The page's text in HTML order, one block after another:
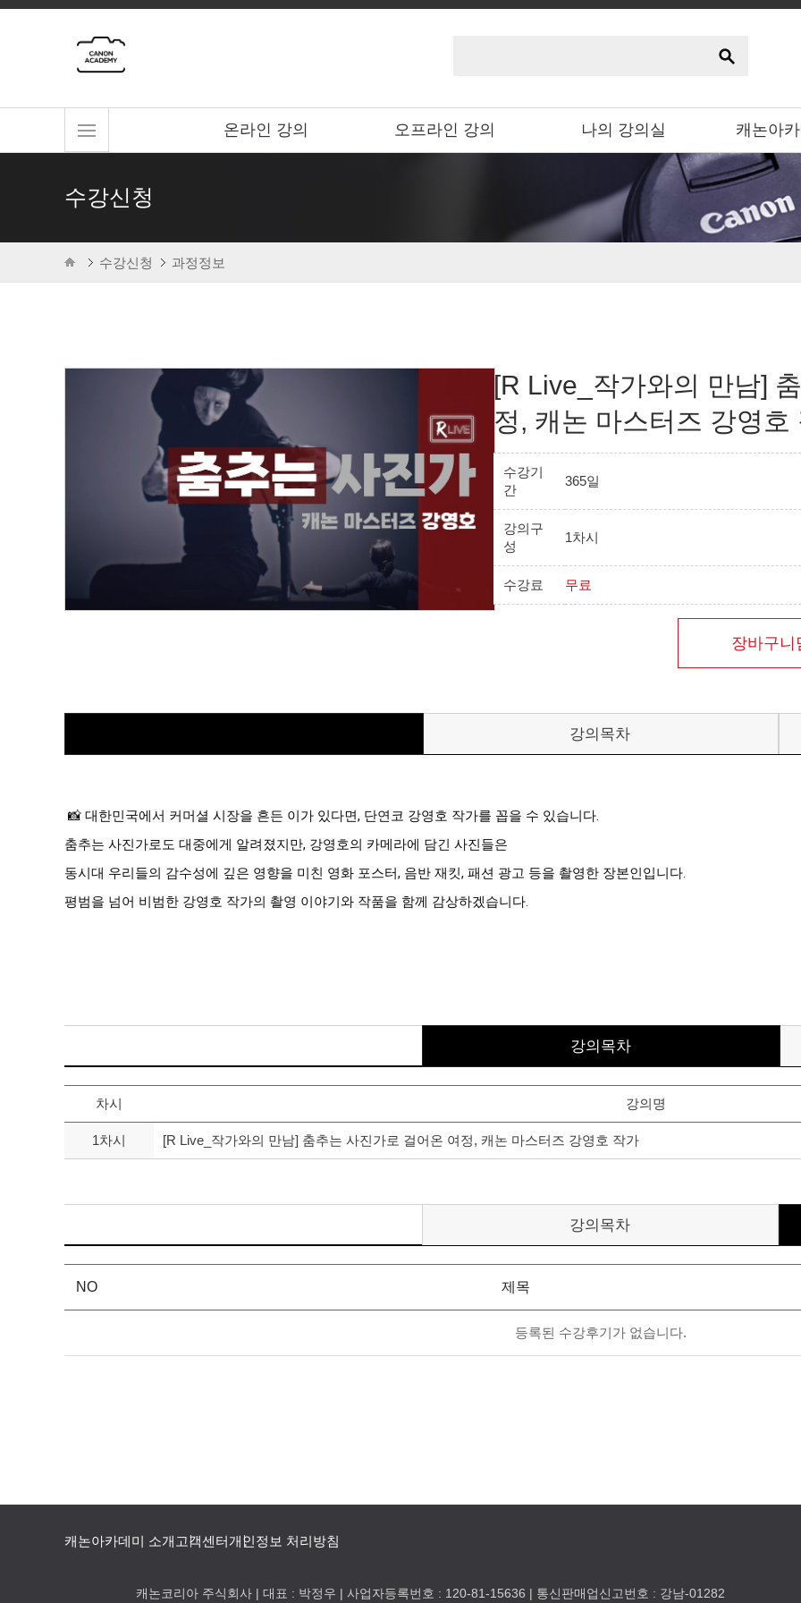
수강신청
수강신청 과정정보
[R Live_작가와의 만남]
정, 캐논 마스터즈 강영호
수강기
간
365일
강의구
성
1차시
수강료 무료
장바구니
강의목차
📸 대한민국에서 커머셜 시장을 흔든 이가 있다면, 단연코 강영호 작가를 꼽을 수 있습니다.
춤추는 사진가로도 대중에게 알려졌지만, 강영호의 카메라에 담긴 사진들은
동시대 우리들의 감수성에 깊은 영향을 미친 영화 포스터, 음반 재킷, 패션 광고 등을 촬영한 장본인입니다.
평범을 넘어 비범한 강영호 작가의 촬영 이야기와 작품을 함께 감상하겠습니다.
강의목차
차시 강의명
1차시 [R Live_작가와의 만남] 춤추는 사진가로 걸어온 여정, 캐논 마스터즈 강영호 작가
강의목차
온라인 강의 오프라인 강의 나의 강의실 캐논아
캐논아카데미 소개 고객센터개인정보 처리방침
캐논코리아 주식회사 | 대표 : 박정우 | 사업자등록번호 : 120-81-15636 | 통신판매업신고번호 : 강남-01282